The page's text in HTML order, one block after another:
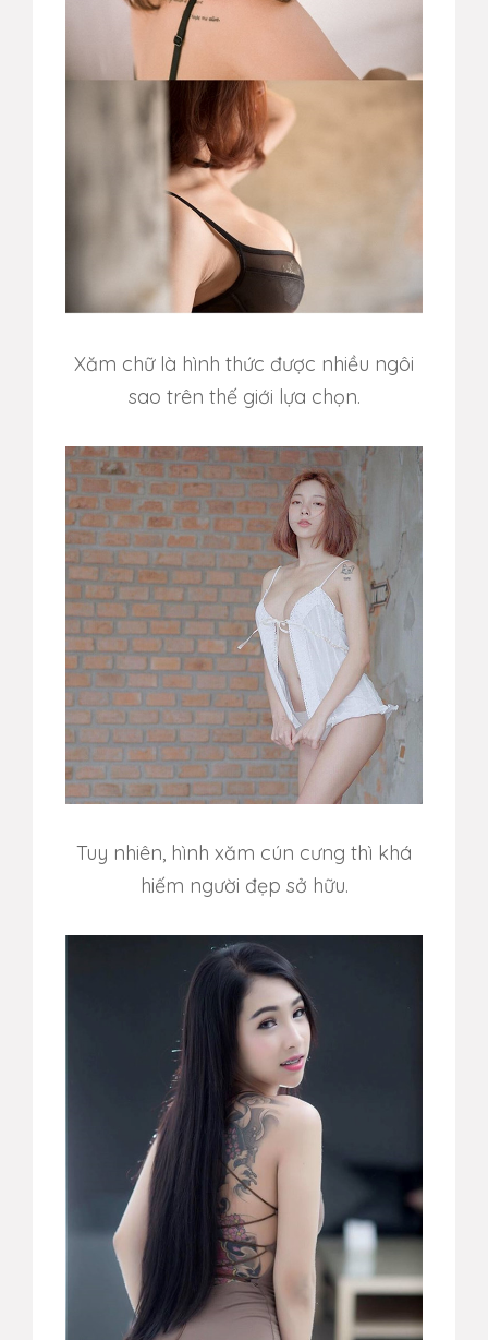
Xăm chữ là hình thức được nhiều ngôi
sao trên thế giới lựa chọn.
Tuy nhiên, hình xăm cún cưng thì khá
hiếm người đẹp sở hữu.